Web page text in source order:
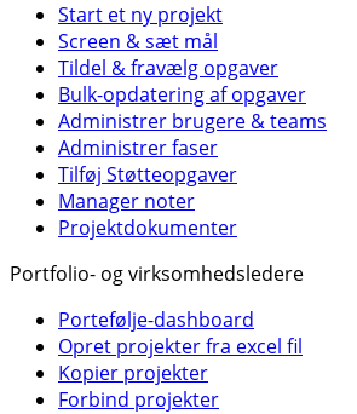
Start et ny projekt
Screen & sæt mål
Tildel & fravælg opgaver
Bulk-opdatering af opgaver
Administrer brugere & teams
Administrer faser
Tilføj Støtteopgaver
Manager noter
Projektdokumenter
Portfolio- og virksomhedsledere
Portefølje-dashboard
Opret projekter fra excel fil
Kopier projekter
Forbind projekter